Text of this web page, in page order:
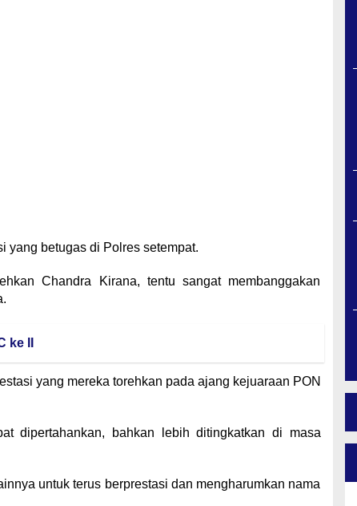
yang betugas di Polres setempat.
Chandra Kirana, tentu sangat membanggakan
II
yang mereka torehkan pada ajang kejuaraan PON
dipertahankan, bahkan lebih ditingkatkan di masa
untuk terus berprestasi dan mengharumkan nama